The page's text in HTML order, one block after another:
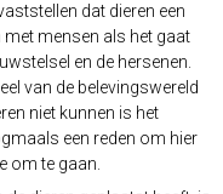
dat dieren een
met mensen als het gaat
en de hersenen.
van de belevingswereld
niet kunnen is het
een reden om hier
om te gaan.